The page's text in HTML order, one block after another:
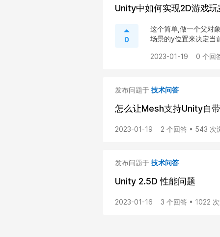
Unity中如何实现2D游戏
0
这个简单,做一个父对
场景的y位置来决定当
2023-01-19 0 个回
发布问题于 技术问答
怎么让Mesh支持Unity自
2023-01-19 2 个回答 • 543 次
发布问题于 技术问答
Unity 2.5D 性能问题
2023-01-16 3 个回答 • 1022